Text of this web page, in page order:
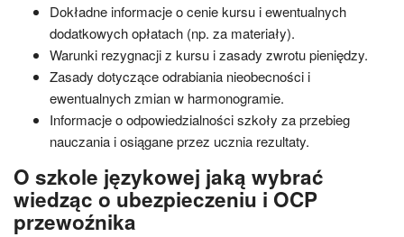
Dokładne informacje o cenie kursu i ewentualnych
dodatkowych opłatach (np. za materiały).
Warunki rezygnacji z kursu i zasady zwrotu pieniędzy.
Zasady dotyczące odrabiania nieobecności i
ewentualnych zmian w harmonogramie.
Informacje o odpowiedzialności szkoły za przebieg
nauczania i osiągane przez ucznia rezultaty.
O szkole językowej jaką wybrać
wiedząc o ubezpieczeniu i OCP
przewoźnika